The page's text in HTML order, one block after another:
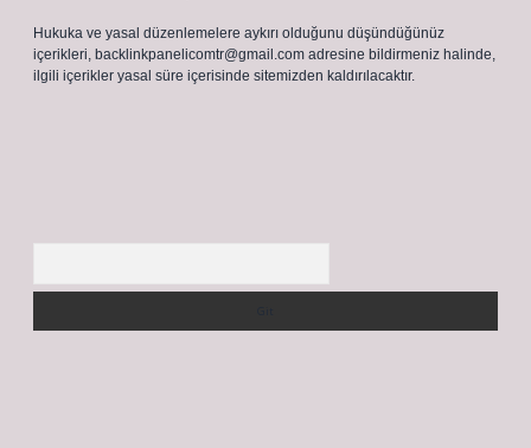
Hukuka ve yasal düzenlemelere aykırı olduğunu düşündüğünüz
içerikleri, backlinkpanelicomtr@gmail.com adresine bildirmeniz halinde,
ilgili içerikler yasal süre içerisinde sitemizden kaldırılacaktır.